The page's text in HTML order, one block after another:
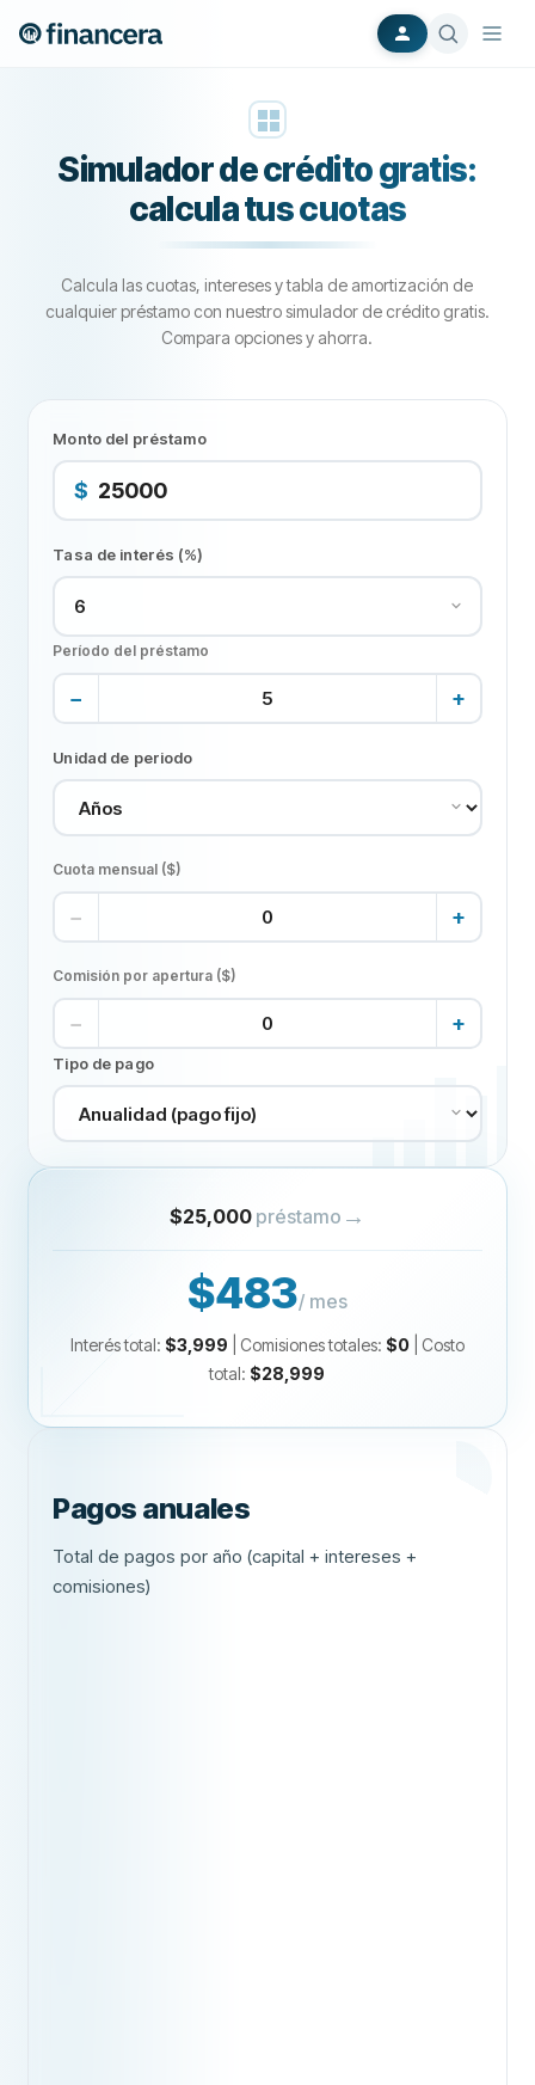
Simulador de crédito gratis:
calcula tus cuotas
Calcula las cuotas, intereses y tabla de amortización de
cualquier préstamo con nuestro simulador de crédito gratis.
Compara opciones y ahorra.
Monto del préstamo
$
Tasa de interés (%)
Período del préstamo
− +
Unidad de periodo
Cuota mensual ($)
− +
Comisión por apertura ($)
− +
Tipo de pago
$25,000 préstamo →
$483/ mes
Interés total: $3,999 Comisiones totales: $0| Costo
total: $28,999
Pagos anuales
Total de pagos por año (capital + intereses +
comisiones)